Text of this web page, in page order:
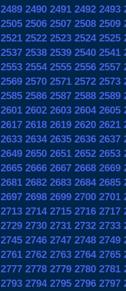
2489 2490 2491 2492 2493
2505 2506 2507 2508 2509
2521 2522 2523 2524 2525
2537 2538 2539 2540 2541
2553 2554 2555 2556 2557
2569 2570 2571 2572 2573
2585 2586 2587 2588 2589
2601 2602 2603 2604 2605
2617 2618 2619 2620 2621
2633 2634 2635 2636 2637
2649 2650 2651 2652 2653
2665 2666 2667 2668 2669
2681 2682 2683 2684 2685
2697 2698 2699 2700 2701
2713 2714 2715 2716 2717
2729 2730 2731 2732 2733
2745 2746 2747 2748 2749
2761 2762 2763 2764 2765
2777 2778 2779 2780 2781
2793 2794 2795 2796 2797